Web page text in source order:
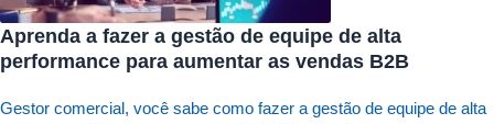
Aprenda a fazer a gestão de equipe de alta
performance para aumentar as vendas B2B
Gestor comercial, você sabe como fazer a gestão de equipe de alta